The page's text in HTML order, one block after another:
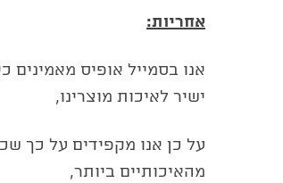
אחריות:
אנו בסמייל אופיס
ישיר לאיכות מוצרינו,
על כן אנו מקפידים על כך
מהאיכותיים ביותר,